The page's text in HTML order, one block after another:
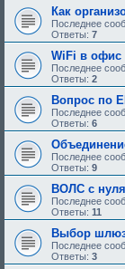
Как
Последнее
Ответы: 7
WiFi в офис
Последнее
Ответы: 2
Вопрос по
Последнее
Ответы: 6
Последнее
Ответы: 9
ВОЛС с нуля
Последнее
Ответы: 11
Выбор
Последнее
Ответы: 3